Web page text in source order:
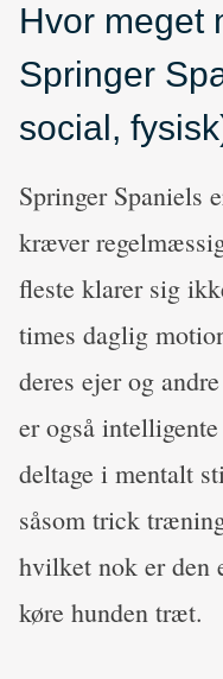
Hvor meget
Springer
social,
Springer Spaniels
kræver
fleste klarer sig
times daglig
deres ejer og
er også
deltage i mentalt
såsom trick
hvilket nok er den
køre hunden træt.